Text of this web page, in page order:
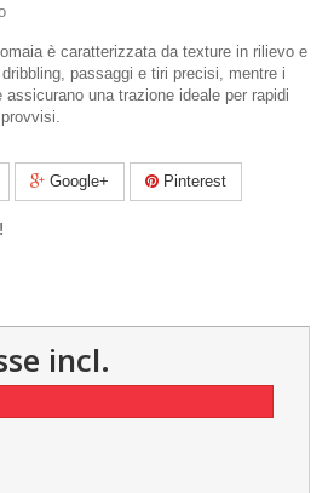
è caratterizzata da texture in rilievo e
passaggi e tiri precisi, mentre i
una trazione ideale per rapidi
Google+ Pinterest
incl.